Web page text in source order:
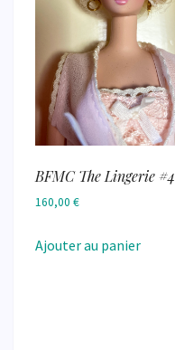
BFMC The Lingerie #4
160,00 €
Ajouter au panier